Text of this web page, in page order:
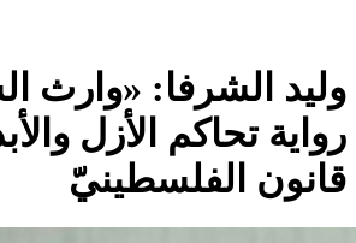
وليد الشرفا: «وارث
رواية تحاكم الأزل
قانون الفلسطينيّ